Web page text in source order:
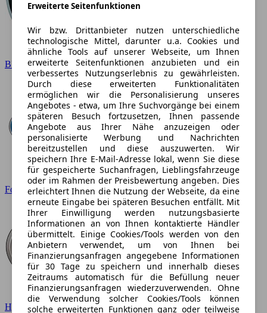
BMW
Ford
Hyundai
Erweiterte Seitenfunktionen
Wir bzw. Drittanbieter nutzen unterschiedliche
technologische Mittel, darunter u.a. Cookies und
ähnliche Tools auf unserer Webseite, um Ihnen
erweiterte Seitenfunktionen anzubieten und ein
verbessertes Nutzungserlebnis zu gewährleisten.
Durch diese erweiterten Funktionalitäten
ermöglichen wir die Personalisierung unseres
Angebotes - etwa, um Ihre Suchvorgänge bei einem
späteren Besuch fortzusetzen, Ihnen passende
Angebote aus Ihrer Nähe anzuzeigen oder
personalisierte Werbung und Nachrichten
bereitzustellen und diese auszuwerten. Wir
speichern Ihre E-Mail-Adresse lokal, wenn Sie diese
für gespeicherte Suchanfragen, Lieblingsfahrzeuge
oder im Rahmen der Preisbewertung angeben. Dies
erleichtert Ihnen die Nutzung der Webseite, da eine
erneute Eingabe bei späteren Besuchen entfällt. Mit
Ihrer Einwilligung werden nutzungsbasierte
Informationen an von Ihnen kontaktierte Händler
übermittelt. Einige Cookies/Tools werden von den
Anbietern verwendet, um von Ihnen bei
Finanzierungsanfragen angegebene Informationen
für 30 Tage zu speichern und innerhalb dieses
Zeitraums automatisch für die Befüllung neuer
Finanzierungsanfragen wiederzuverwenden. Ohne
die Verwendung solcher Cookies/Tools können
solche erweiterten Funktionen ganz oder teilweise